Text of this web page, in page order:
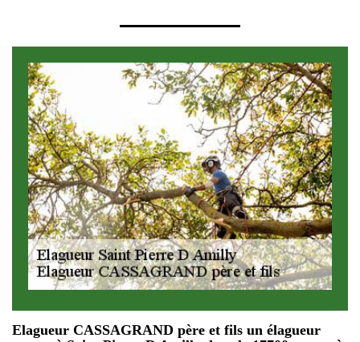
Elagueur CASSAGRAND père et fils un élagueur